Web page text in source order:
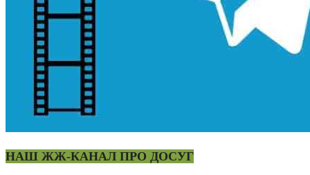
НАШ ЖЖ-КАНАЛ ПРО ДОСУГ